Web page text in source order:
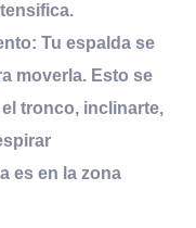
Tu espalda se
moverla. Esto se
tronco, inclinarte,
es en la zona